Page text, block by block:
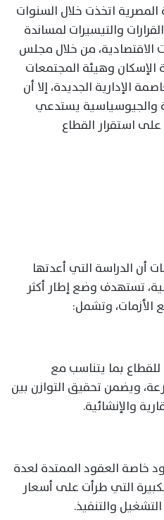
المصرية اتخذت خلال السنوات
والتيسيرات لمساندة
الاقتصادية، من خلال مجلس
الإسكان وهيئة المجتمعات
الإدارية الجديدة، إلا أن
والجيوسياسية يستدعي
استقرار القطاع
أن الدراسة التي أعدتها
رئيسية، تستهدف وضع إطار أكثر
الأزمات، وتشمل:
بما يتناسب مع
ويضمن تحقيق التوازن بين
والإنشائية.
خاصة العقود الممتدة لعدة
التي طرأت على أسعار
والتنفيذ.